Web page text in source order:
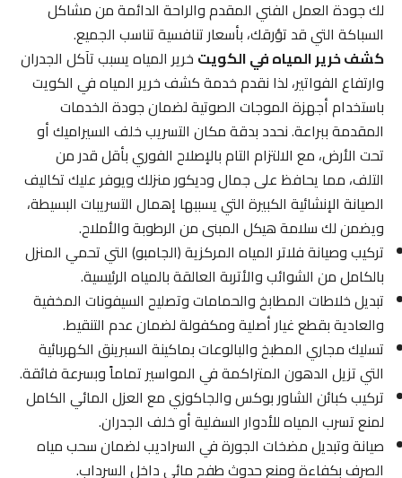
لك جودة العمل الفني المقدم والراحة الدائمة من مشاكل
السباكة التي قد تؤرقك، بأسعار تنافسية تناسب الجميع.
كشف خرير المياه في الكويتخرير المياه يسبب تآكل الجدران
وارتفاع الفواتير، لذا نقدم خدمة كشف خرير المياه في الكويت
باستخدام أجهزة الموجات الصوتية لضمان جودة الخدمات
المقدمة ببراعة. نحدد بدقة مكان التسريب خلف السيراميك أو
تحت الأرض، مع الالتزام التام بالإصلاح الفوري بأقل قدر من
التلف، مما يحافظ على جمال وديكور منزلك ويوفر عليك تكاليف
الصيانة الإنشائية الكبيرة التي يسببها إهمال التسريبات البسيطة،
ويضمن لك سلامة هيكل المبنى من الرطوبة والأملاح.
تركيب وصيانة فلاتر المياه المركزية (الجامبو) التي تحمي المنزل
بالكامل من الشوائب والأتربة العالقة بالمياه الرئيسية.
تبديل خلاطات المطابخ والحمامات وتصليح السيفونات المخفية
والعادية بقطع غيار أصلية ومكفولة لضمان عدم التنقيط.
تسليك مجاري المطبخ والبالوعات بماكينة السبرينق الكهربائية
التي تزيل الدهون المتراكمة في المواسير تماماً وبسرعة فائقة.
تركيب كبائن الشاور بوكس والجاكوزي مع العزل المائي الكامل
لمنع تسرب المياه للأدوار السفلية أو خلف الجدران.
صيانة وتبديل مضخات الجورة في السراديب لضمان سحب مياه
الصرف بكفاءة ومنع حدوث طفح مائي داخل السرداب.